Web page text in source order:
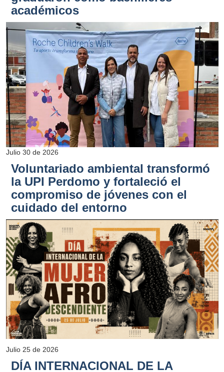
académicos
Julio 30 de 2026
Voluntariado ambiental transformó
la UPI Perdomo y fortaleció el
compromiso de jóvenes con el
cuidado del entorno
Julio 25 de 2026
DÍA INTERNACIONAL DE LA